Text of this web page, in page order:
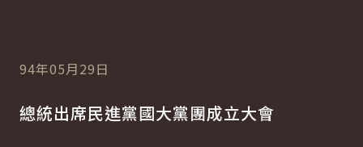
94年05月29日
總統出席民進黨國大黨團成立大會